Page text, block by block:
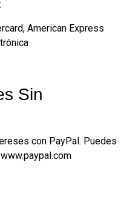
American Express
Sin
con PayPal. Puedes